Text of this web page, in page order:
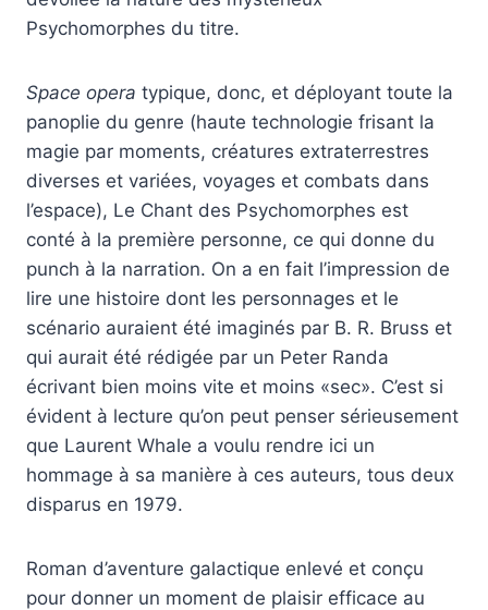
Psychomorphes du titre.
Space opera typique, donc, et déployant toute la
panoplie du genre (haute technologie frisant la
magie par moments, créatures extraterrestres
diverses et variées, voyages et combats dans
l’espace), Le Chant des Psychomorphes est
conté à la première personne, ce qui donne du
punch à la narration. On a en fait l’impression de
lire une histoire dont les personnages et le
scénario auraient été imaginés par B. R. Bruss et
qui aurait été rédigée par un Peter Randa
écrivant bien moins vite et moins «sec». C’est si
évident à lecture qu’on peut penser sérieusement
que Laurent Whale a voulu rendre ici un
hommage à sa manière à ces auteurs, tous deux
disparus en 1979.
Roman d’aventure galactique enlevé et conçu
pour donner un moment de plaisir efficace au